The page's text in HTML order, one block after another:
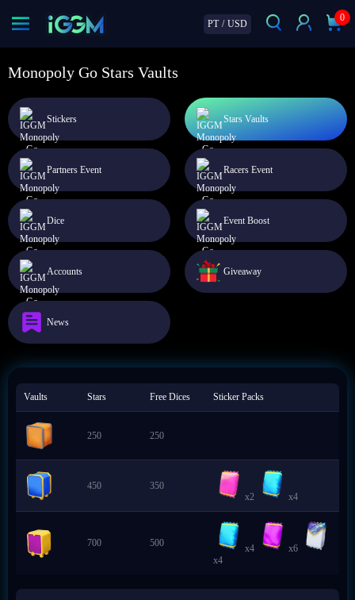
PT / USD
0
Monopoly Go Stars Vaults
Stickers Stars Vaults
Partners Event Racers Event
Dice Event Boost
Accounts Giveaway
News
Vaults Stars Free Dices Sticker Packs
250 250
450
350
x2
x4
700 500 x4
x6
x4